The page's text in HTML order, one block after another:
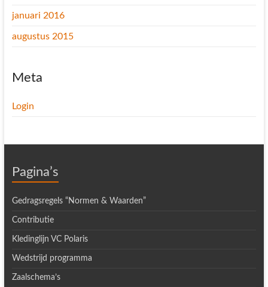
januari 2016
augustus 2015
Meta
Login
Pagina’s
Gedragsregels “Normen & Waarden”
Contributie
Kledinglijn VC Polaris
Wedstrijd programma
Zaalschema’s